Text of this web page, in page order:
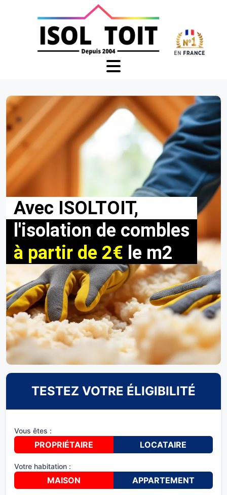
Avec ISOLTOIT,
l'isolation de combles
à partir de 2€ le m2
TESTEZ VOTRE ÉLIGIBILITÉ
Vous êtes :
PROPRIÉTAIRE LOCATAIRE
Votre habitation :
MAISON APPARTEMENT